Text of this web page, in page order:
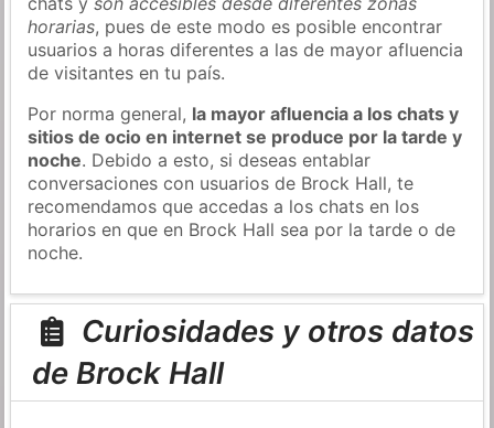
horarias, pues de este modo es posible encontrar
usuarios a horas diferentes a las de mayor afluencia
de visitantes en tu país.
Por norma general, la mayor afluencia a los chats y
sitios de ocio en internet se produce por la tarde y
noche. Debido a esto, si deseas entablar
conversaciones con usuarios de Brock Hall, te
recomendamos que accedas a los chats en los
horarios en que en Brock Hall sea por la tarde o de
noche.
Curiosidades y otros datos
de Brock Hall